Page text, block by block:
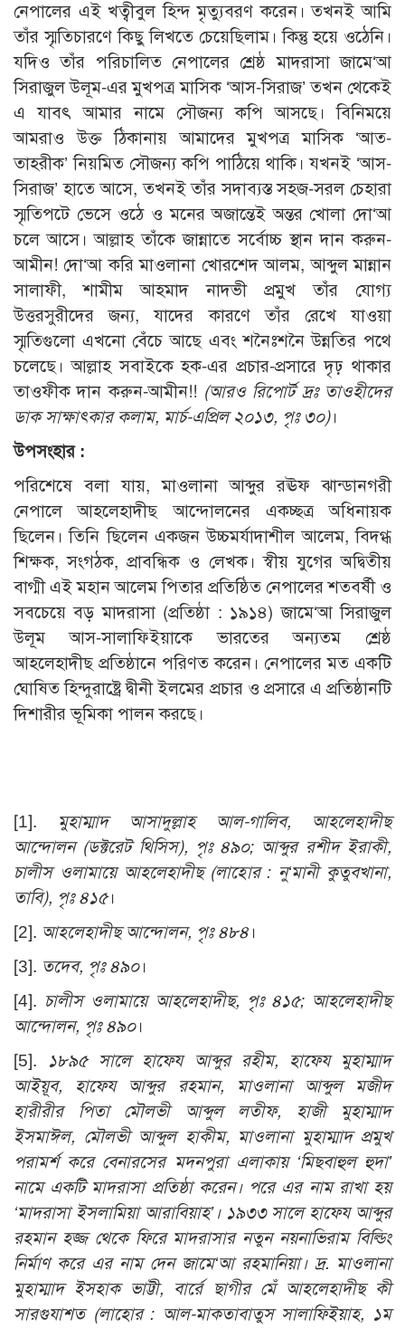
নেপালের এই খত্বীবুল হিন্দ মৃত্যুবরণ করেন। তখনই আমি
তাঁর স্মৃতিচারণে কিছু লিখতে চেয়েছিলাম। কিন্তু হয়ে ওঠেনি।
যদিও তাঁর পরিচালিত নেপালের শ্রেষ্ঠ মাদরাসা জামে‘আ
সিরাজুল উলূম-এর মুখপত্র মাসিক ‘আস-সিরাজ’ তখন থেকেই
এ যাবৎ আমার নামে সৌজন্য কপি আসছে। বিনিময়ে
আমরাও উক্ত ঠিকানায় আমাদের মুখপত্র মাসিক ‘আত-
তাহরীক’ নিয়মিত সৌজন্য কপি পাঠিয়ে থাকি। যখনই ‘আস-
সিরাজ’ হাতে আসে, তখনই তাঁর সদাব্যস্ত সহজ-সরল চেহারা
স্মৃতিপটে ভেসে ওঠে ও মনের অজান্তেই অন্তর খোলা দো‘আ
চলে আসে। আল্লাহ তাঁকে জান্নাতে সর্বোচ্চ স্থান দান করুন-
আমীন! দো‘আ করি মাওলানা খোরশেদ আলম, আব্দুল মান্নান
সালাফী, শামীম আহমাদ নাদভী প্রমুখ তাঁর যোগ্য
উত্তরসুরীদের জন্য, যাদের কারণে তাঁর রেখে যাওয়া
স্মৃতিগুলো এখনো বেঁচে আছে এবং শনৈঃশনৈ উন্নতির পথে
চলেছে। আল্লাহ সবাইকে হক-এর প্রচার-প্রসারে দৃঢ় থাকার
তাওফীক দান করুন-আমীন!! (আরও রিপোর্ট দ্রঃ তাওহীদের
ডাক সাক্ষাৎকার কলাম, মার্চ-এপ্রিল ২০১৩, পৃঃ ৩০)।
উপসংহার :
পরিশেষে বলা যায়, মাওলানা আব্দুর রঊফ ঝান্ডানগরী
নেপালে আহলেহাদীছ আন্দোলনের একচ্ছত্র অধিনায়ক
ছিলেন। তিনি ছিলেন একজন উচ্চমর্যাদাশীল আলেম, বিদগ্ধ
শিক্ষক, সংগঠক, প্রাবন্ধিক ও লেখক। স্বীয় যুগের অদ্বিতীয়
বাগ্মী এই মহান আলেম পিতার প্রতিষ্ঠিত নেপালের শতবর্ষী ও
সবচেয়ে বড় মাদরাসা (প্রতিষ্ঠা : ১৯১৪) জামে‘আ সিরাজুল
উলূম আস-সালাফিইয়াকে ভারতের অন্যতম শ্রেষ্ঠ
আহলেহাদীছ প্রতিষ্ঠানে পরিণত করেন। নেপালের মত একটি
ঘোষিত হিন্দুরাষ্ট্রে দ্বীনী ইলমের প্রচার ও প্রসারে এ প্রতিষ্ঠানটি
দিশারীর ভূমিকা পালন করছে।
[1]. মুহাম্মাদ আসাদুল্লাহ আল-গালিব, আহলেহাদীছ
আন্দোলন (ডক্টরেট থিসিস), পৃঃ ৪৯০; আব্দুর রশীদ ইরাকী,
চালীস ওলামায়ে আহলেহাদীছ (লাহোর : নু‘মানী কুতুবখানা,
তাবি), পৃঃ ৪১৫।
[2]. আহলেহাদীছ আন্দোলন, পৃঃ ৪৮৪ ।
[3]. তদেব, পৃঃ ৪৯০।
[4]. চালীস ওলামায়ে আহলেহাদীছ, পৃঃ ৪১৫; আহলেহাদীছ
আন্দোলন, পৃঃ ৪৯০।
[5]. ১৮৯৫ সালে হাফেয আব্দুর রহীম, হাফেয মুহাম্মাদ
আইয়ূব, হাফেয আব্দুর রহমান, মাওলানা আব্দুল মজীদ
হারীরীর পিতা মৌলভী আব্দুল লতীফ, হাজী মুহাম্মাদ
ইসমাঈল, মৌলভী আব্দুল হাকীম, মাওলানা মুহাম্মাদ প্রমুখ
পরামর্শ করে বেনারসের মদনপুরা এলাকায় ‘মিছবাহুল হুদা’
নামে একটি মাদরাসা প্রতিষ্ঠা করেন। পরে এর নাম রাখা হয়
‘মাদরাসা ইসলামিয়া আরাবিয়াহ’। ১৯৩৩ সালে হাফেয আব্দুর
রহমান হজ্জ থেকে ফিরে মাদরাসার নতুন নয়নাভিরাম বিল্ডিং
নির্মাণ করে এর নাম দেন জামে‘আ রহমানিয়া। দ্র. মাওলানা
মুহাম্মাদ ইসহাক ভাট্টী, বার্রে ছাগীর মেঁ আহলেহাদীছ কী
সারগুযাশত (লাহোর : আল-মাকতাবাতুস সালাফিইয়াহ, ১ম